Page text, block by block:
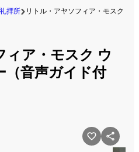
拝所 リトル・アヤソフィア・モスク ウ
ィア・モスク ウ
（音声ガイド付